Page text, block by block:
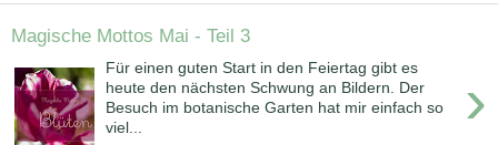
Magische Mottos Mai - Teil 3
›
Für einen guten Start in den Feiertag gibt es
heute den nächsten Schwung an Bildern. Der
Besuch im botanische Garten hat mir einfach so
viel...